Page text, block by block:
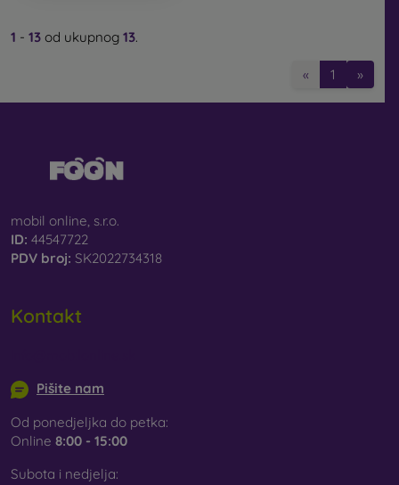
1 - 13 od ukupnog 13.
« 1 »
mobil online, s.r.o.
ID: 44547722
PDV broj: SK2022734318
Kontakt
Pišite nam
Od ponedjeljka do petka:
Online 8:00 - 15:00
Subota i nedjelja: